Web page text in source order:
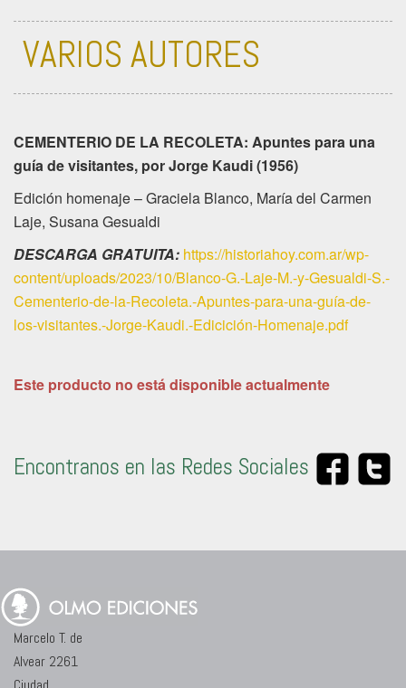
VARIOS AUTORES
CEMENTERIO DE LA RECOLETA: Apuntes para una
guía de visitantes, por Jorge Kaudi (1956)
Edición homenaje – Graciela Blanco, María del Carmen
Laje, Susana Gesualdi
DESCARGA GRATUITA: https://historiahoy.com.ar/wp-
content/uploads/2023/10/Blanco-G.-Laje-M.-y-Gesualdi-S.-
Cementerio-de-la-Recoleta.-Apuntes-para-una-guía-de-
los-visitantes.-Jorge-Kaudi.-Edicición-Homenaje.pdf
Este producto no está disponible actualmente
Encontranos en las Redes Sociales
Marcelo T. de
Alvear 2261